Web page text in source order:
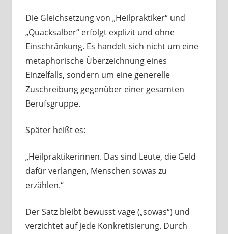
Die Gleichsetzung von „Heilpraktiker“ und
„Quacksalber“ erfolgt explizit und ohne
Einschränkung. Es handelt sich nicht um eine
metaphorische Überzeichnung eines
Einzelfalls, sondern um eine generelle
Zuschreibung gegenüber einer gesamten
Berufsgruppe.
Später heißt es:
„Heilpraktikerinnen. Das sind Leute, die Geld
dafür verlangen, Menschen sowas zu
erzählen.“
Der Satz bleibt bewusst vage („sowas“) und
verzichtet auf jede Konkretisierung. Durch